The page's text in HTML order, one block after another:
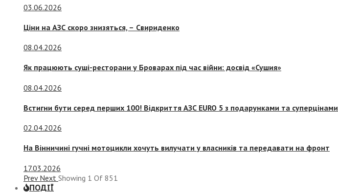
03.06.2026
Ціни на АЗС скоро знизяться, – Свириденко
08.04.2026
Як працюють суші-ресторани у Броварах під час війни: досвід «Сушия»
08.04.2026
Встигни бути серед перших 100! Відкриття АЗС EURO 5 з подарунками та суперцінами
02.04.2026
На Вінничині гучні мотоцикли хочуть вилучати у власників та передавати на фронт
17.03.2026
Prev Next Showing 1 Of 851
ПОДІЇ